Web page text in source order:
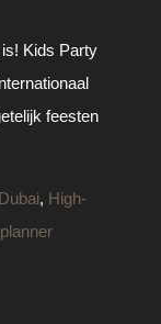
Kids Party
feesten
, High-